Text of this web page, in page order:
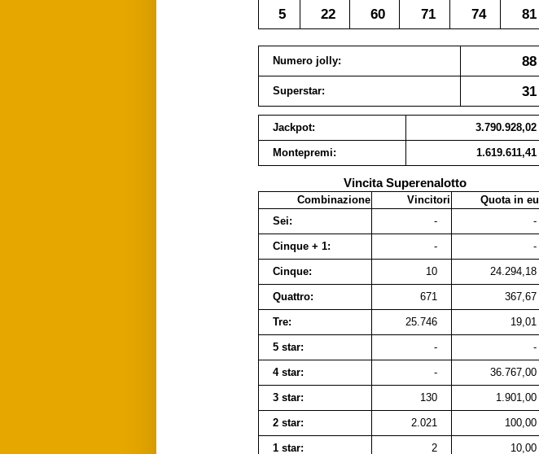
5 22 60 71 74 81
Numero jolly: 88
Superstar: 31
Jackpot: 3.790.928,02
Montepremi: 1.619.611,41
Vincita Superenalotto
Combinazione Vincitori
Quota in
Sei:
- -
Cinque + 1: - -
Cinque: 10 24.294,18
Quattro: 671 367,67
Tre: 25.746 19,01
5 star: - -
4 star: - 36.767,00
3 star: 130 1.901,00
2 star: 2.021 100,00
1 star: 2 10,00